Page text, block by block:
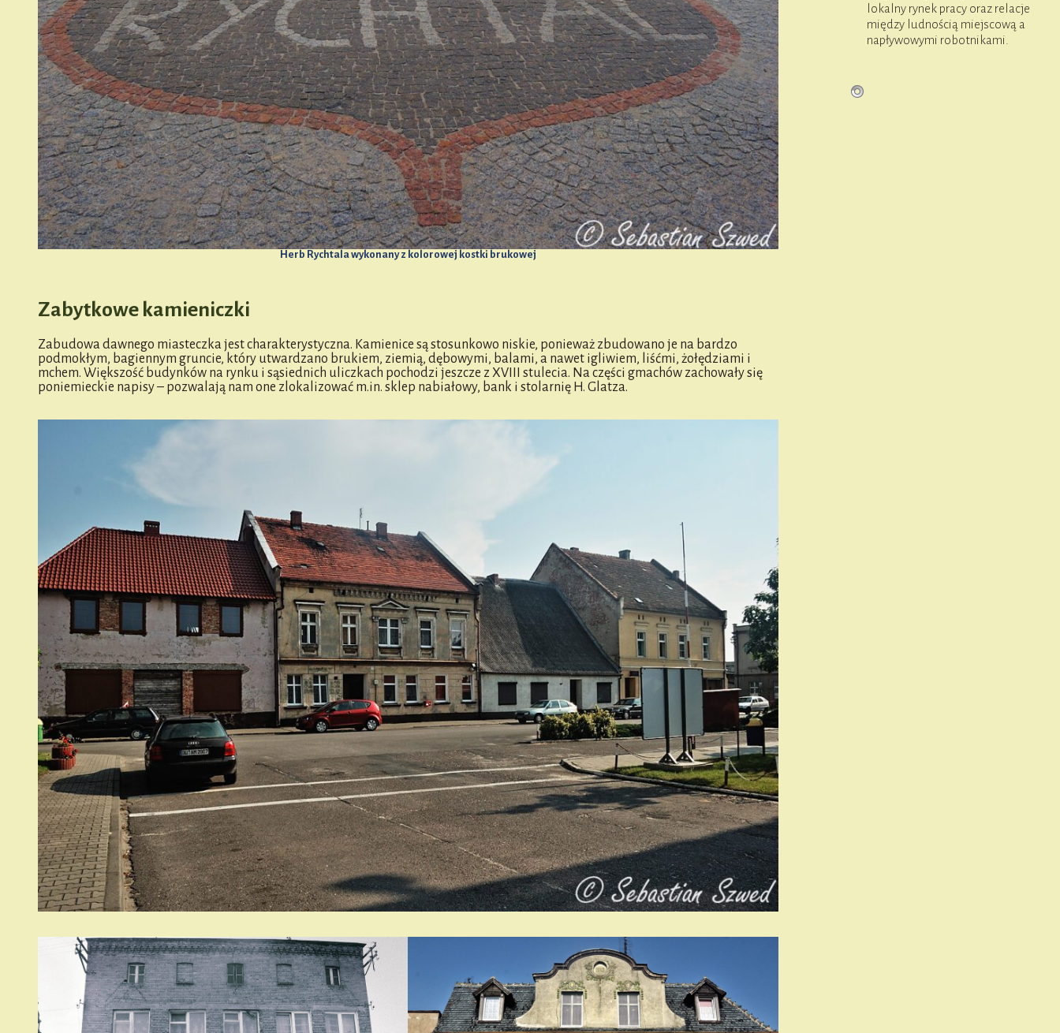
Herb Rychtala wykonany z kolorowej kostki brukowej
Zabytkowe kamieniczki
Zabudowa dawnego miasteczka jest charakterystyczna. Kamienice są stosunkowo niskie, ponieważ zbudowano je na bardzo
podmokłym, bagiennym gruncie, który utwardzano brukiem, ziemią, dębowymi, balami, a nawet igliwiem, liśćmi, żołędziami i
mchem. Większość budynków na rynku i sąsiednich uliczkach pochodzi jeszcze z XVIII stulecia. Na części gmachów zachowały się
poniemieckie napisy – pozwalają nam one zlokalizować m.in. sklep nabiałowy, bank i stolarnię H. Glatza.
lokalny rynek pracy oraz relacje
między ludnością miejscową a
napływowymi robotnikami.